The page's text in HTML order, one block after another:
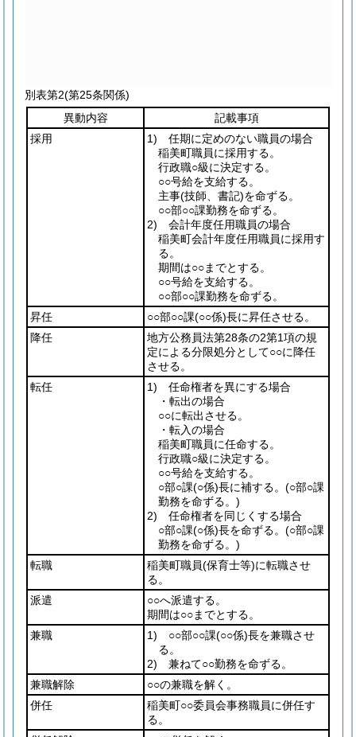
別表第2(第25条関係)
異動内容
記載事項
採用
1) 任期に定めのない職員の場合
稲美町職員に採用する。
行政職○級に決定する。
○○号給を支給する。
主事(技師、書記)を命ずる。
○○部○○課勤務を命ずる。
2) 会計年度任用職員の場合
稲美町会計年度任用職員に採用す
る。
期間は○○までとする。
○○号給を支給する。
○○部○○課勤務を命ずる。
昇任
○○部○○課(○○係)長に昇任させる。
降任
地方公務員法第28条の2第1項の規
定による分限処分として○○に降任
させる。
転任
1) 任命権者を異にする場合
・転出の場合
○○に転出させる。
・転入の場合
稲美町職員に任命する。
行政職○級に決定する。
○○号給を支給する。
○部○課(○係)長に補する。 (○部○課
勤務を命ずる。)
2) 任命権者を同じくする場合
○部○課(○係)長を命ずる。 (○部○課
勤務を命ずる。)
転職
稲美町職員(保育士等)に転職させ
る。
派遣
○○へ派遣する。
期間は○○までとする。
兼職
1) ○○部○○課(○○係)長を兼職させ
る。
2) 兼ねて○○勤務を命ずる。
兼職解除
○○の兼職を解く。
併任
稲美町○○委員会事務職員に併任す
る。